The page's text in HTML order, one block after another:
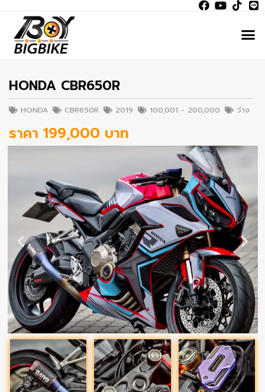
HONDA CBR650R
HONDA CBR650R 2019 100,001 - 200,000 ว่าง
ราคา 199,000 บาท